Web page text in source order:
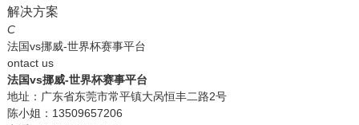
解决方案
C
法国vs挪威-世界杯赛事平台
ontact us
法国vs挪威-世界杯赛事平台
地址：广东省东莞市常平镇大呙恒丰二路2号
陈小姐：13509657206